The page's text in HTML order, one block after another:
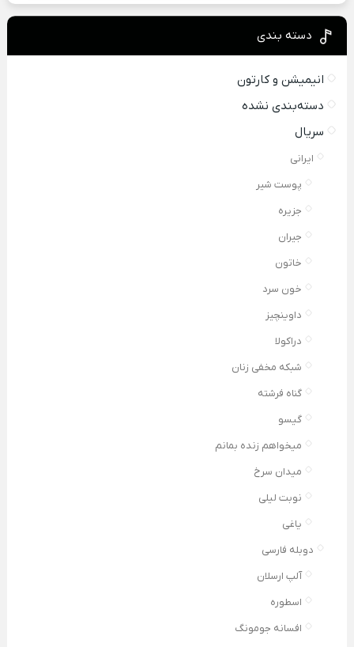
دسته بندی
انیمیشن و کارتون
دسته‌بندی نشده
سریال
ایرانی
پوست شیر
جزیره
جیران
خاتون
خون سرد
داوینچیز
دراکولا
شبکه مخفی زنان
گناه فرشته
گیسو
میخواهم زنده بمانم
میدان سرخ
نوبت لیلی
یاغی
دوبله فارسی
آلپ ارسلان
اسطوره
افسانه جومونگ